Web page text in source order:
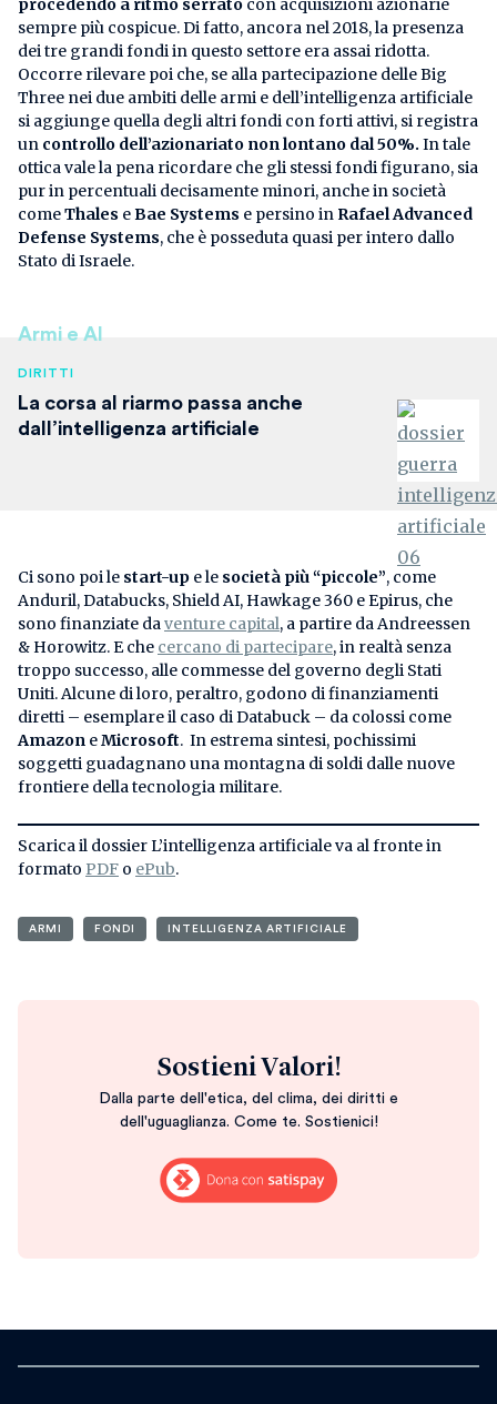
procedendo a ritmo serrato con acquisizioni azionarie
sempre più cospicue. Di fatto, ancora nel 2018, la presenza
dei tre grandi fondi in questo settore era assai ridotta.
Occorre rilevare poi che, se alla partecipazione delle Big
Three nei due ambiti delle armi e dell’intelligenza artificiale
si aggiunge quella degli altri fondi con forti attivi, si registra
un controllo dell’azionariato non lontano dal 50%. In tale
ottica vale la pena ricordare che gli stessi fondi figurano, sia
pur in percentuali decisamente minori, anche in società
comeThales eBae Systems e persino in Rafael Advanced
Defense Systems, che è posseduta quasi per intero dallo
Stato di Israele.
Armi e AI
DIRITTI
La corsa al riarmo passa anche
dall’intelligenza artificiale
Ci sono poi le start-up e le società più “piccole”, come
Anduril, Databucks, Shield AI, Hawkage 360 e Epirus, che
sono finanziate daventure capital, a partire da Andreessen
& Horowitz. E che cercano di partecipare, in realtà senza
troppo successo, alle commesse del governo degli Stati
Uniti. Alcune di loro, peraltro, godono di finanziamenti
diretti – esemplare il caso di Databuck – da colossi come
Amazon eMicrosoft. In estrema sintesi, pochissimi
soggetti guadagnano una montagna di soldi dalle nuove
frontiere della tecnologia militare.
Scarica il dossier L’intelligenza artificiale va al fronte in
formato PDF o ePub.
ARMI FONDI INTELLIGENZA ARTIFICIALE
Sostieni Valori!
Dalla parte dell'etica, del clima, dei diritti e
dell'uguaglianza. Come te. Sostienici!